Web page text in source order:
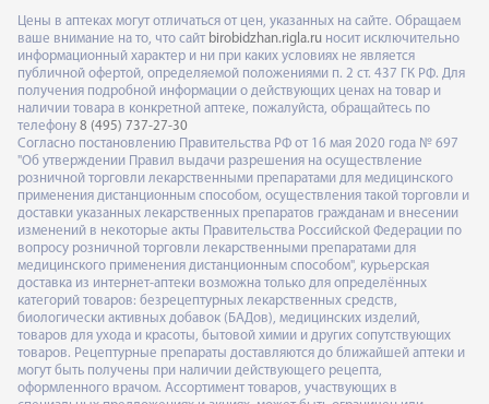
Цены в аптеках могут отличаться от цен, указанных на сайте. Обращаем
ваше внимание на то, что сайт birobidzhan.rigla.ru носит исключительно
информационный характер и ни при каких условиях не является
публичной офертой, определяемой положениями п. 2 ст. 437 ГК РФ. Для
получения подробной информации о действующих ценах на товар и
наличии товара в конкретной аптеке, пожалуйста, обращайтесь по
телефону 8 (495) 737-27-30
Согласно постановлению Правительства РФ от 16 мая 2020 года № 697
"Об утверждении Правил выдачи разрешения на осуществление
розничной торговли лекарственными препаратами для медицинского
применения дистанционным способом, осуществления такой торговли и
доставки указанных лекарственных препаратов гражданам и внесении
изменений в некоторые акты Правительства Российской Федерации по
вопросу розничной торговли лекарственными препаратами для
медицинского применения дистанционным способом", курьерская
доставка из интернет-аптеки возможна только для определённых
категорий товаров: безрецептурных лекарственных средств,
биологически активных добавок (БАДов), медицинских изделий,
товаров для ухода и красоты, бытовой химии и других сопутствующих
товаров. Рецептурные препараты доставляются до ближайшей аптеки и
могут быть получены при наличии действующего рецепта,
оформленного врачом. Ассортимент товаров, участвующих в